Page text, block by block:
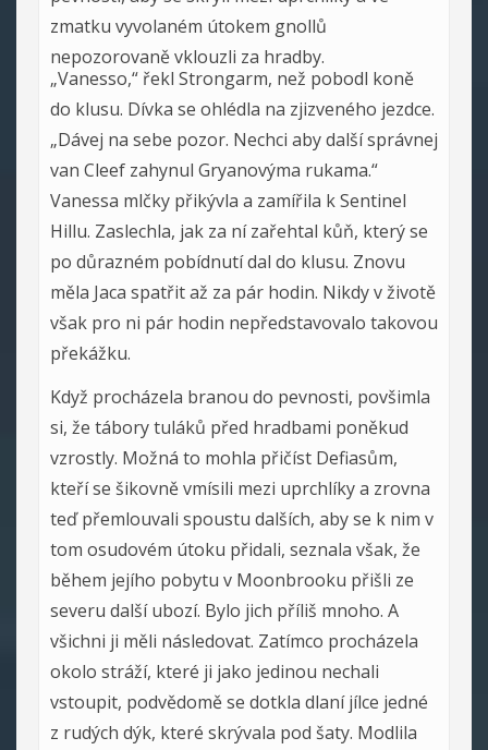
zmatku vyvolaném útokem gnollů
nepozorovaně vklouzli za hradby.
„Vanesso,“ řekl Strongarm, než pobodl koně
do klusu. Dívka se ohlédla na zjizveného jezdce.
„Dávej na sebe pozor. Nechci aby další správnej
van Cleef zahynul Gryanovýma rukama.“
Vanessa mlčky přikývla a zamířila k Sentinel
Hillu. Zaslechla, jak za ní zařehtal kůň, který se
po důrazném pobídnutí dal do klusu. Znovu
měla Jaca spatřit až za pár hodin. Nikdy v životě
však pro ni pár hodin nepředstavovalo takovou
překážku.
Když procházela branou do pevnosti, povšimla
si, že tábory tuláků před hradbami poněkud
vzrostly. Možná to mohla přičíst Defiasům,
kteří se šikovně vmísili mezi uprchlíky a zrovna
teď přemlouvali spoustu dalších, aby se k nim v
tom osudovém útoku přidali, seznala však, že
během jejího pobytu v Moonbrooku přišli ze
severu další ubozí. Bylo jich příliš mnoho. A
všichni ji měli následovat. Zatímco procházela
okolo stráží, které ji jako jedinou nechali
vstoupit, podvědomě se dotkla dlaní jílce jedné
z rudých dýk, které skrývala pod šaty. Modlila